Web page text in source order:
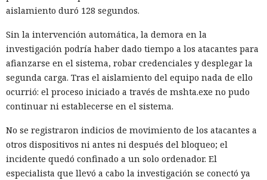
aislamiento duró 128 segundos.
Sin la intervención automática, la demora en la
investigación podría haber dado tiempo a los atacantes para
afianzarse en el sistema, robar credenciales y desplegar la
segunda carga. Tras el aislamiento del equipo nada de ello
ocurrió: el proceso iniciado a través de mshta.exe no pudo
continuar ni establecerse en el sistema.
No se registraron indicios de movimiento de los atacantes a
otros dispositivos ni antes ni después del bloqueo; el
incidente quedó confinado a un solo ordenador. El
especialista que llevó a cabo la investigación se conectó ya